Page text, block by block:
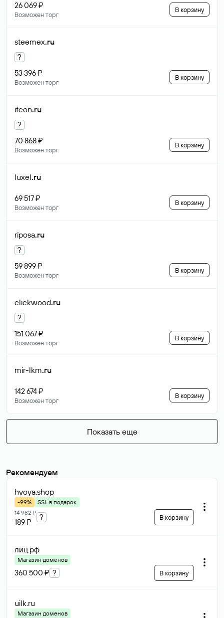
26 069 ₽
Возможен торг
В корзину
steemex.ru
?
53 396 ₽
Возможен торг
В корзину
ifcon.ru
?
70 868 ₽
Возможен торг
В корзину
luxel.ru
69 517 ₽
Возможен торг
В корзину
riposa.ru
?
59 899 ₽
Возможен торг
В корзину
clickwood.ru
?
151 067 ₽
Возможен торг
В корзину
mir-lkm.ru
142 674 ₽
Возможен торг
В корзину
Показать еще
Рекомендуем
hvoya.shop
-99%
SSL в подарок
14 982 ₽
189 ₽
? В корзину
лиц.рф
Магазин доменов
360 500 ₽ ? В корзину
uilk.ru
Магазин доменов